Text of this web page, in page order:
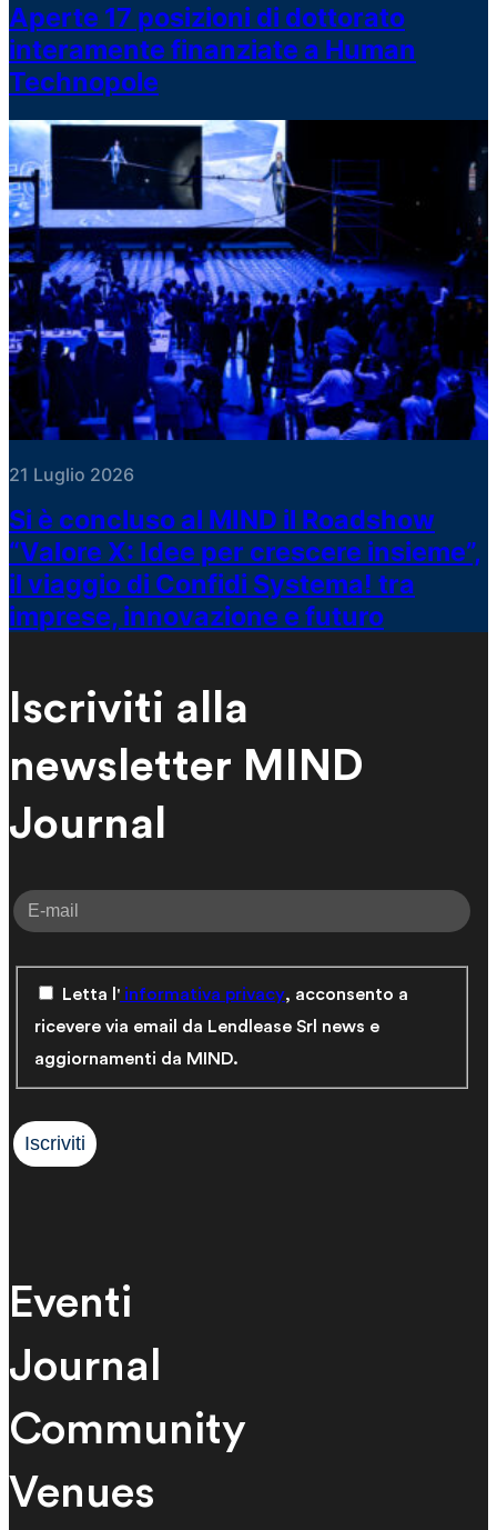
Aperte 17 posizioni di dottorato
interamente finanziate a Human
Technopole
21 Luglio 2026
Si è concluso al MIND il Roadshow
“Valore X: Idee per crescere insieme”,
il viaggio di Confidi Systema! tra
imprese, innovazione e futuro
Iscriviti alla
newsletter MIND
Journal
Letta l' informativa privacy, acconsento a
ricevere via email da Lendlease Srl news e
aggiornamenti da MIND.
Eventi
Journal
Community
Venues